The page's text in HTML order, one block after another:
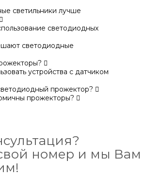
светильники лучше
светодиодных
светодиодные
устройства с датчиком
прожектор?
прожекторы?
номер и мы Вам